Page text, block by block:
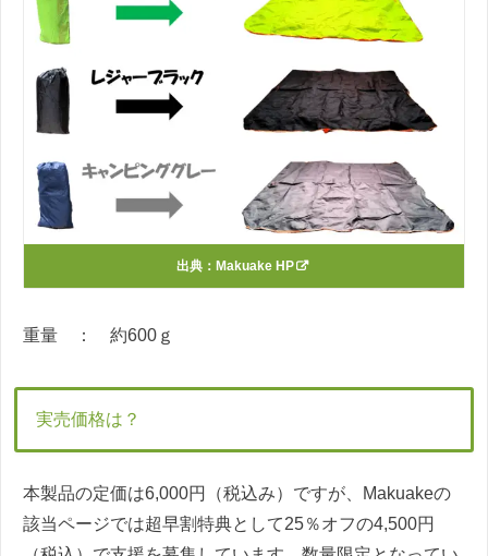
出典： Makuake HP
重量 ： 約600ｇ
実売価格は？
本製品の定価は6,000円（税込み）ですが、Makuakeの
該当ページでは超早割特典として25％オフの4,500円